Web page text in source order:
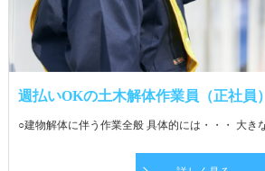
週払いOKの土木解体作業員（正社員）